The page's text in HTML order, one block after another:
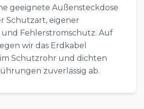
geeignete Außensteckdose
Schutzart, eigener
Fehlerstromschutz. Auf
wir das Erdkabel
Schutzrohr und dichten
zuverlässig ab.